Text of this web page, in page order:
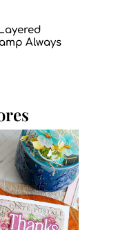
Always